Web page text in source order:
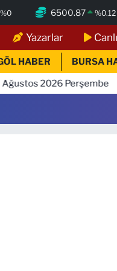
%0 6500.87 %0.12
Yazarlar
HABER BURSA
2026 Perşembe